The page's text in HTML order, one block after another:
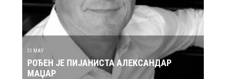
30 MAY
РОЂЕН ЈЕ ПЕВАЧ ЗДРАВКО ЧОЛИЋ